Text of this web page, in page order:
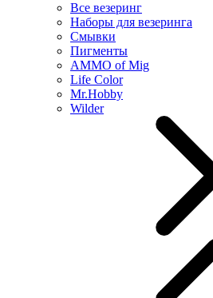
Все везеринг
Наборы для везеринга
Смывки
Пигменты
AMMO of Mig
Life Color
Mr.Hobby
Wilder